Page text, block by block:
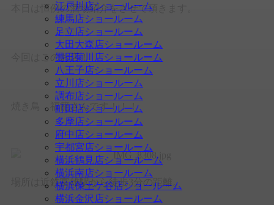
江戸川店ショールーム
練馬店ショールーム
足立店ショールーム
大田大森店ショールーム
墨田菊川店ショールーム
八王子店ショールーム
立川店ショールーム
調布店ショールーム
町田店ショールーム
多摩店ショールーム
府中店ショールーム
宇都宮店ショールーム
横浜鶴見店ショールーム
横浜南店ショールーム
横浜保土ケ谷店ショールーム
横浜金沢店ショールーム
本日は恒例の酒場紹介をさせて頂きます。
今回はこのお店！
焼き鳥 福籠さんです！！！
場所は近鉄富雄駅から徒歩3分の距離。